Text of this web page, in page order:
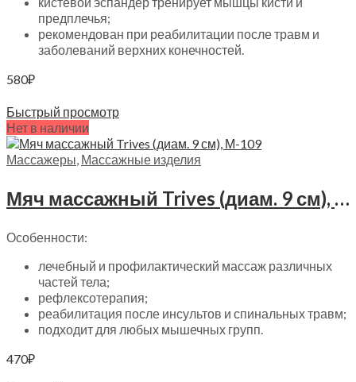
предплечья;
рекомендован при реабилитации после травм и
заболеваний верхних конечностей.
580₽
Быстрый просмотр
Нет в наличии
Массажеры Массажные изделия
Мяч массажный Trives (диам. 9 см), М-109
Особенности:
лечебный и профилактический массаж различных
частей тела;
рефлексотерапия;
реабилитация после инсультов и спинальных травм;
подходит для любых мышечных групп.
470₽